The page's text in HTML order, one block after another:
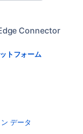
Connector
トフォーム
データ